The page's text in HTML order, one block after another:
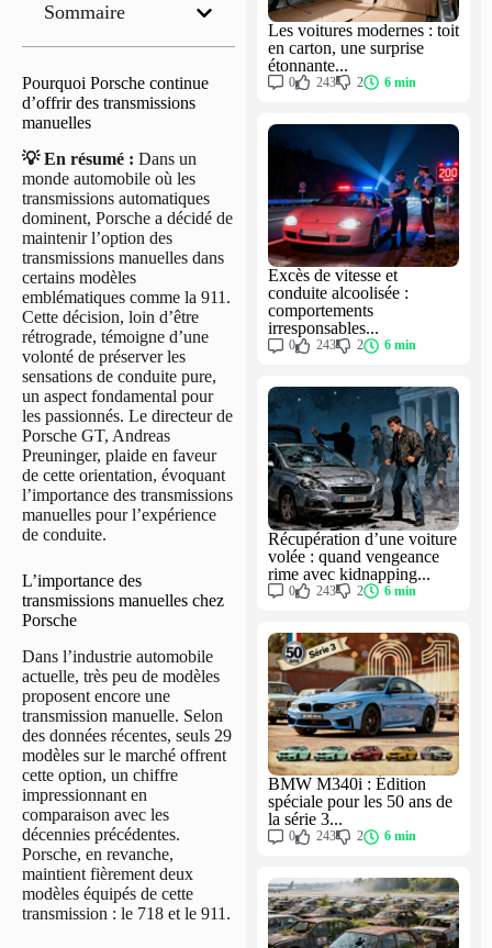
Sommaire
Pourquoi Porsche continue
d’offrir des transmissions
manuelles
💡 En résumé : Dans un
monde automobile où les
transmissions automatiques
dominent, Porsche a décidé de
maintenir l’option des
transmissions manuelles dans
certains modèles
emblématiques comme la 911.
Cette décision, loin d’être
rétrograde, témoigne d’une
volonté de préserver les
sensations de conduite pure,
un aspect fondamental pour
les passionnés. Le directeur de
Porsche GT, Andreas
Preuninger, plaide en faveur
de cette orientation, évoquant
l’importance des transmissions
manuelles pour l’expérience
de conduite.
L’importance des
transmissions manuelles chez
Porsche
Dans l’industrie automobile
actuelle, très peu de modèles
proposent encore une
transmission manuelle. Selon
des données récentes, seuls 29
modèles sur le marché offrent
cette option, un chiffre
impressionnant en
comparaison avec les
décennies précédentes.
Porsche, en revanche,
maintient fièrement deux
modèles équipés de cette
transmission : le 718 et le 911.
Les voitures modernes : toit
en carton, une surprise
étonnante...
0 243 2 6 min
Excès de vitesse et
conduite alcoolisée :
comportements
irresponsables...
0 243 2 6 min
Récupération d’une voiture
volée : quand vengeance
rime avec kidnapping...
0 243 2 6 min
BMW M340i : Édition
spéciale pour les 50 ans de
la série 3...
0 243 2 6 min